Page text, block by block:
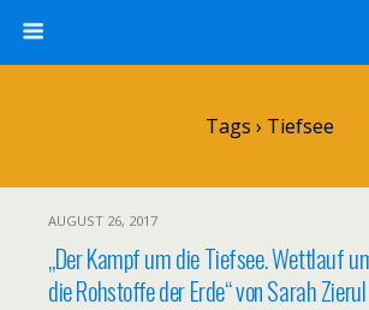
Tags › Tiefsee
AUGUST 26, 2017
„Der Kampf um die Tiefsee. Wettlauf
die Rohstoffe der Erde“ von Sarah Zierul